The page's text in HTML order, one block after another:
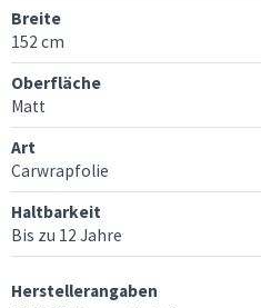
Breite
152 cm
Oberfläche
Matt
Art
Carwrapfolie
Haltbarkeit
Bis zu 12 Jahre
Herstellerangaben